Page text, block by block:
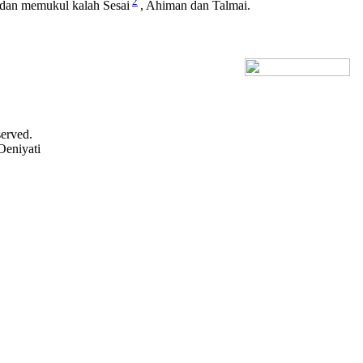
memukul kalah Sesai , Ahiman dan Talmai.